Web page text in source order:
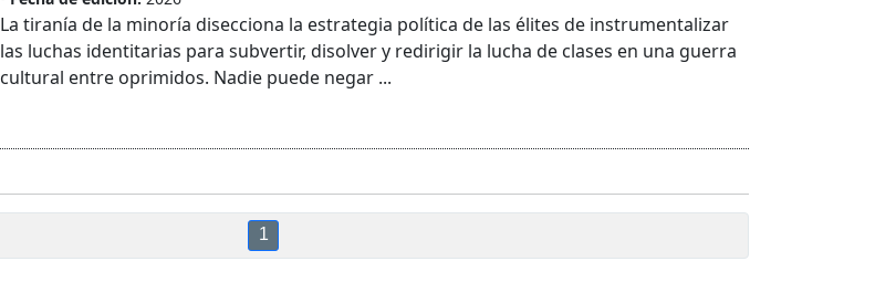
La tiranía de la minoría disecciona la estrategia política de las élites de instrumentalizar
las luchas identitarias para subvertir, disolver y redirigir la lucha de clases en una guerra
cultural entre oprimidos. Nadie puede negar ...
1